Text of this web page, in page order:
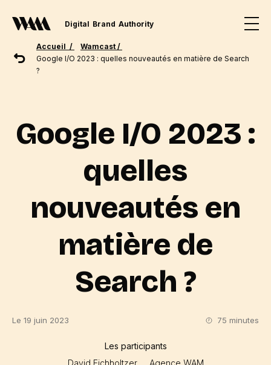
Digital Brand Authority
Accueil /
Wamcast /
Google I/O 2023 : quelles nouveautés en matière de Search
?
Google I/O 2023 :
quelles
nouveautés en
matière de
Search ?
Le 19 juin 2023 75 minutes
Les participants
David Eichholtzer
Agence WAM